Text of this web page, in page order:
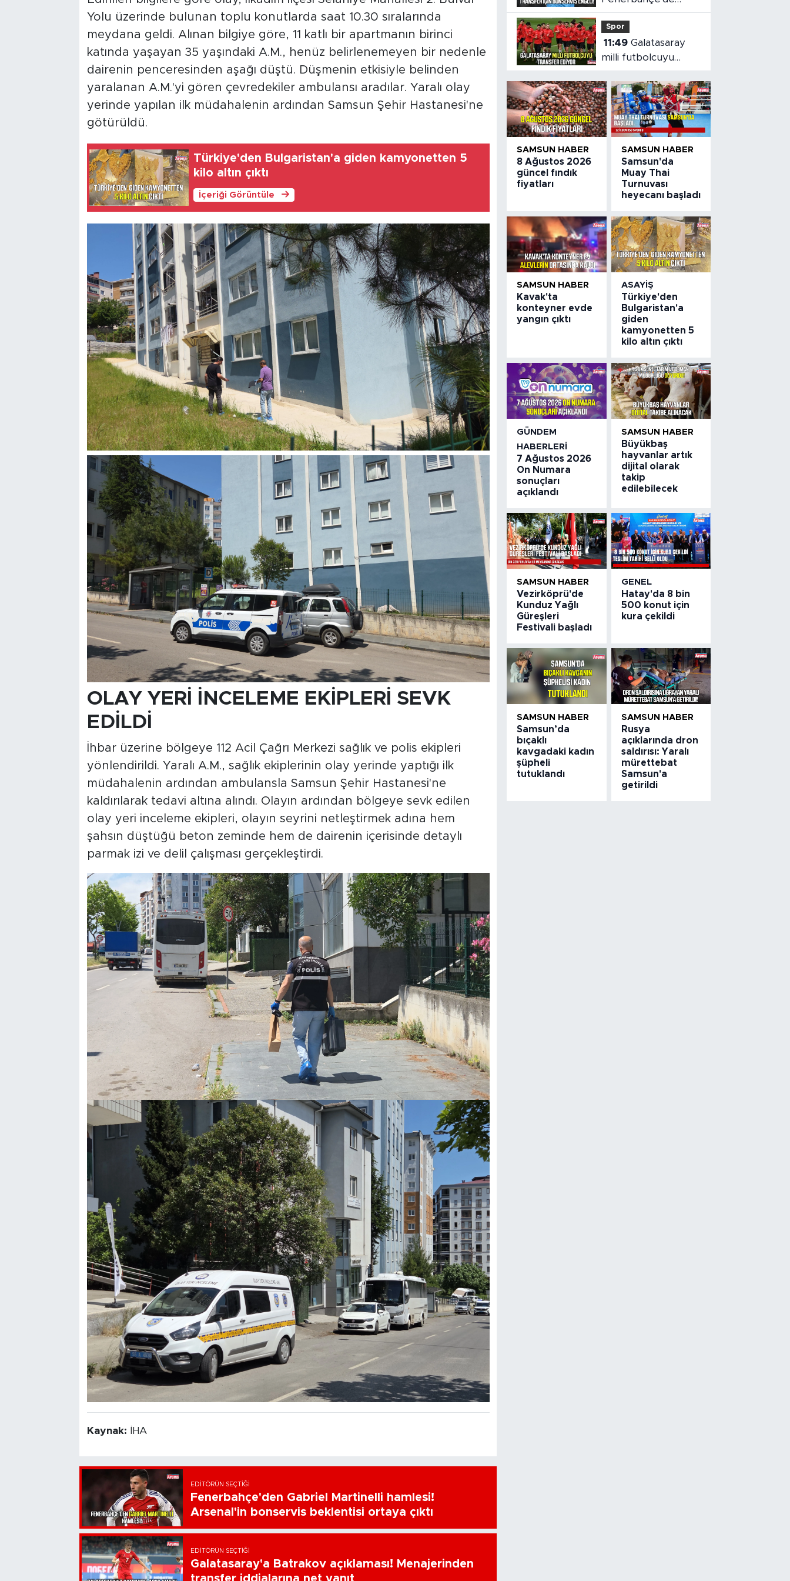
Yolu üzerinde bulunan toplu konutlarda saat 10.30 sıralarında
meydana geldi. Alınan bilgiye göre, 11 katlı bir apartmanın birinci
katında yaşayan 35 yaşındaki A.M., henüz belirlenemeyen bir nedenle
dairenin penceresinden aşağı düştü. Düşmenin etkisiyle belinden
yaralanan A.M.'yi gören çevredekiler ambulansı aradılar. Yaralı olay
yerinde yapılan ilk müdahalenin ardından Samsun Şehir Hastanesi'ne
götürüldü.
Türkiye'den Bulgaristan'a giden kamyonetten 5
kilo altın çıktı
İçeriği Görüntüle
OLAY YERİ İNCELEME EKİPLERİ SEVK
EDİLDİ
İhbar üzerine bölgeye 112 Acil Çağrı Merkezi sağlık ve polis ekipleri
yönlendirildi. Yaralı A.M., sağlık ekiplerinin olay yerinde yaptığı ilk
müdahalenin ardından ambulansla Samsun Şehir Hastanesi'ne
kaldırılarak tedavi altına alındı. Olayın ardından bölgeye sevk edilen
olay yeri inceleme ekipleri, olayın seyrini netleştirmek adına hem
şahsın düştüğü beton zeminde hem de dairenin içerisinde detaylı
parmak izi ve delil çalışması gerçekleştirdi.
Kaynak: İHA
EDITÖRÜN SEÇTIĞI
Fenerbahçe'den Gabriel Martinelli hamlesi!
Arsenal'in bonservis beklentisi ortaya çıktı
EDITÖRÜN SEÇTIĞI
Galatasaray'a Batrakov açıklaması! Menajerinden
Lukaku sesleri!
Transfer için
bonservis engeli
Spor
11:49 Galatasaray
milli futbolcuyu
transfer ediyor
SAMSUN HABER
8 Ağustos 2026
güncel fındık
fiyatları
SAMSUN HABER
Samsun'da
Muay Thai
Turnuvası
heyecanı başladı
SAMSUN HABER
Kavak'ta
konteyner evde
yangın çıktı
ASAYIŞ
Türkiye'den
Bulgaristan'a
giden
kamyonetten 5
kilo altın çıktı
GÜNDEM
HABERLERI
7 Ağustos 2026
On Numara
sonuçları
açıklandı
SAMSUN HABER
Büyükbaş
hayvanlar artık
dijital olarak
takip
edilebilecek
SAMSUN HABER
Vezirköprü'de
Kunduz Yağlı
Güreşleri
Festivali başladı
GENEL
Hatay'da 8 bin
500 konut için
kura çekildi
SAMSUN HABER
Samsun’da
bıçaklı
kavgadaki kadın
şüpheli
tutuklandı
SAMSUN HABER
Rusya
açıklarında dron
saldırısı: Yaralı
mürettebat
Samsun'a
getirildi